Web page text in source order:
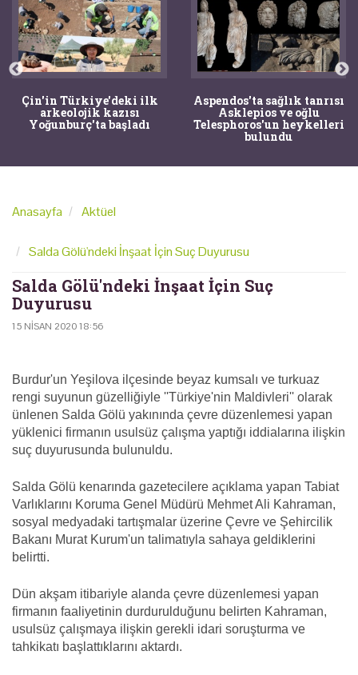
Çin'in Türkiye'deki ilk
arkeolojik kazısı
Yoğunburç'ta başladı
Aspendos'ta sağlık tanrısı
Asklepios ve oğlu
Telesphoros'un heykelleri
bulundu
Anasayfa Aktüel
Salda Gölü'ndeki İnşaat İçin Suç Duyurusu
Salda Gölü'ndeki İnşaat İçin Suç
Duyurusu
15 NISAN 2020 18:56
Burdur'un Yeşilova ilçesinde beyaz kumsalı ve turkuaz
rengi suyunun güzelliğiyle ''Türkiye'nin Maldivleri'' olarak
ünlenen Salda Gölü yakınında çevre düzenlemesi yapan
yüklenici firmanın usulsüz çalışma yaptığı iddialarına ilişkin
suç duyurusunda bulunuldu.
Salda Gölü kenarında gazetecilere açıklama yapan Tabiat
Varlıklarını Koruma Genel Müdürü Mehmet Ali Kahraman,
sosyal medyadaki tartışmalar üzerine Çevre ve Şehircilik
Bakanı Murat Kurum'un talimatıyla sahaya geldiklerini
belirtti.
Dün akşam itibariyle alanda çevre düzenlemesi yapan
firmanın faaliyetinin durdurulduğunu belirten Kahraman,
usulsüz çalışmaya ilişkin gerekli idari soruşturma ve
tahkikatı başlattıklarını aktardı.